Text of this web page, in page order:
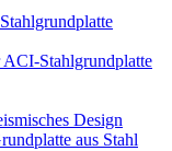
Stahlgrundplatte
Design
aus Stahl